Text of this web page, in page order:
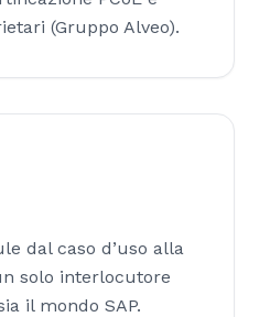
(Gruppo Alveo).
dal caso d’uso alla
solo interlocutore
il mondo SAP.